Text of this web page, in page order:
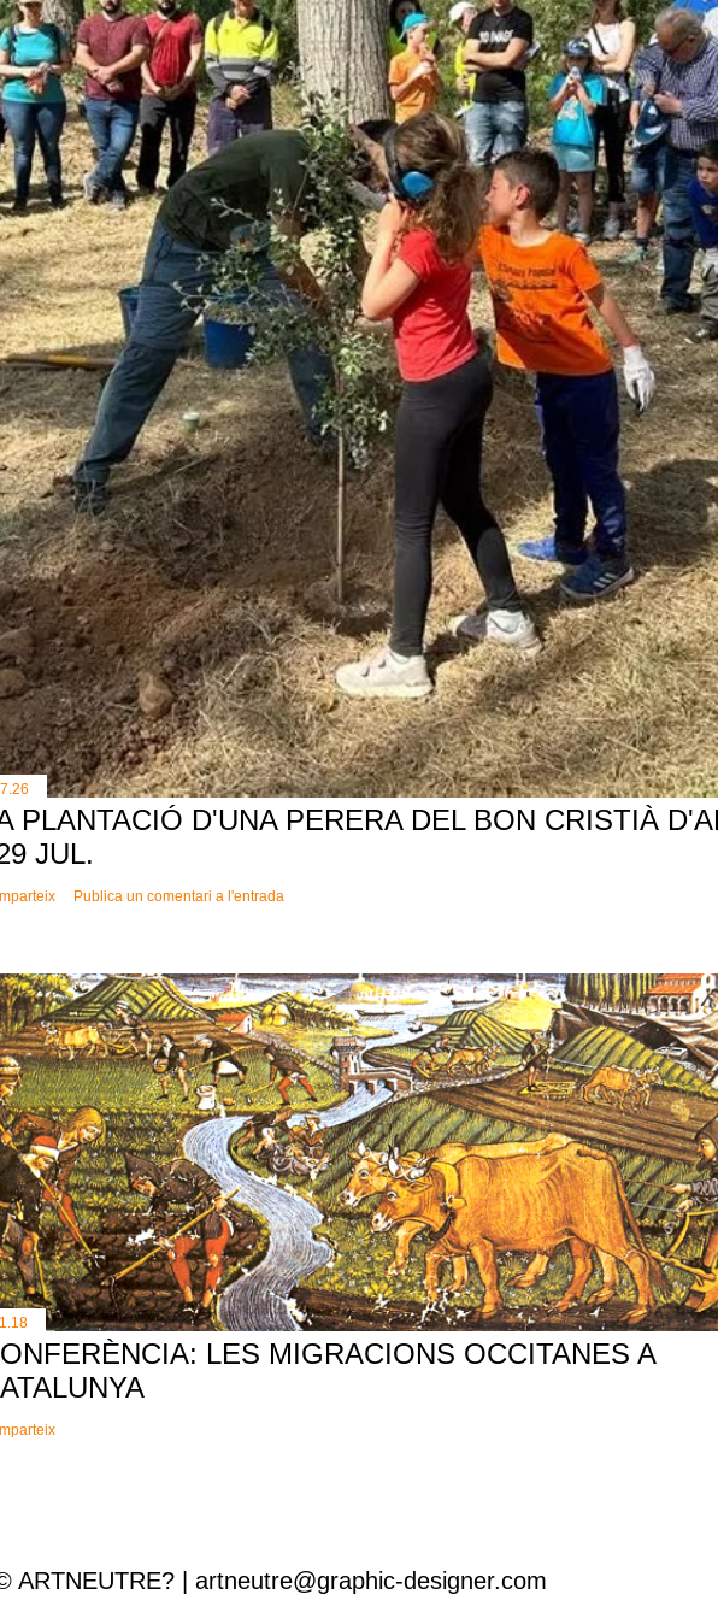
PLANTACIÓ D'UNA PERERA DEL BON CRISTIÀ
JUL.
Publica un comentari a l'entrada
LES MIGRACIONS OCCITANES A
ARTNEUTRE? | artneutre@graphic-designer.com